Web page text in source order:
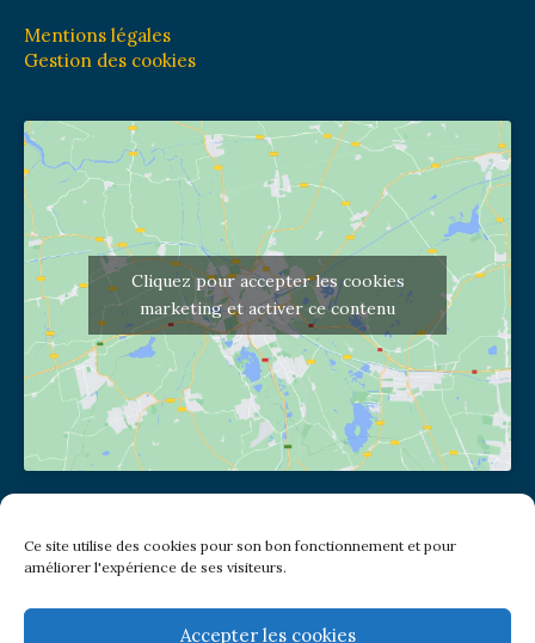
Ce site utilise des cookies pour son bon fonctionnement et pour
améliorer l'expérience de ses visiteurs.
Accepter les cookies
Mentions légales
Gestion des cookies
Cliquez pour accepter les cookies
marketing et activer ce contenu
(pas de courrier à cette adresse)
2 place Jules Joffrin - 75018
Metro: Jules Joffrin ou Simplon
Bus : Mairie du XVIII